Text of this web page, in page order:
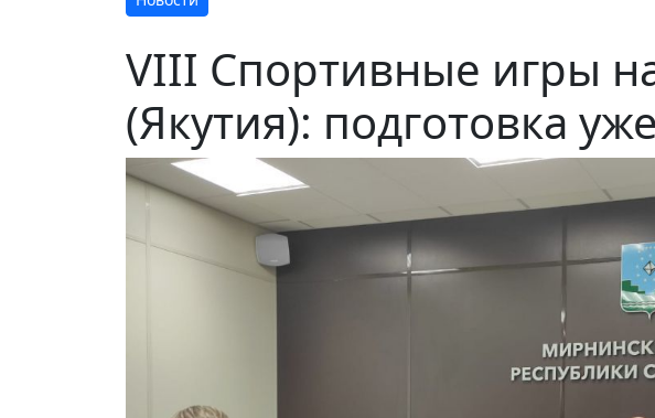
VIII Спортивные игры
(Якутия): подготовка